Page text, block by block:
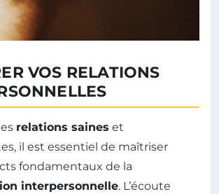
VOS RELATIONS
relations saines et
il est essentiel de maîtriser
fondamentaux de la
interpersonnelle. L’écoute